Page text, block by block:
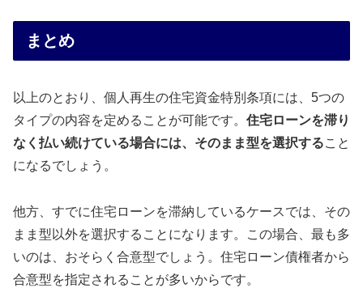
まとめ
以上のとおり、個人再生の住宅資金特別条項には、5つの
タイプの内容を定めることが可能です。 住宅ローンを滞り
なく払い続けている場合には、そのまま型を選択すること
になるでしょう。
他方、すでに住宅ローンを滞納しているケースでは、その
まま型以外を選択することになります。この場合、最も多
いのは、おそらく合意型でしょう。住宅ローン債権者から
合意型を指定されることが多いからです。